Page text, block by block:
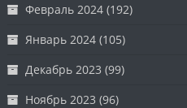
Февраль 2024 (192)
Январь 2024 (105)
Декабрь 2023 (99)
Ноябрь 2023 (96)